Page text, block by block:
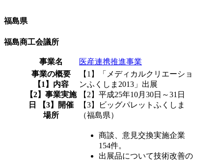
福島県
福島商工会議所
事業名
医産連携推進事業
事業の概要
【1】内容
【2】事業実施
日 【3】開催
場所
【1】「メディカルクリエーショ
ンふくしま2013」出展
【2】平成25年10月30日～31日
【3】ビッグパレットふくしま
（福島県）
商談、意見交換実施企業
154件。
出展品について技術改善の